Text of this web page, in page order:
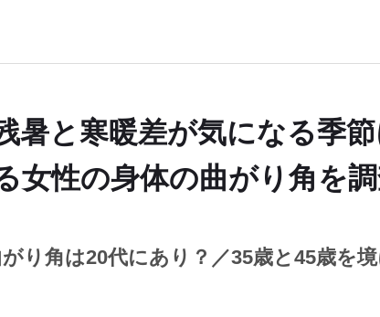
暑と寒暖差が気になる季節
女性の身体の曲がり角を
り角は20代にあり？／35歳と45歳を